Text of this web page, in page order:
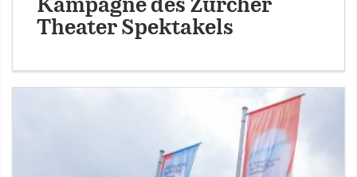
Kampagne des Zürcher
Theater Spektakels